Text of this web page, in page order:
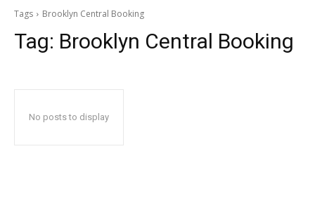
Tags Brooklyn Central Booking
Tag: Brooklyn Central Booking
No posts to display